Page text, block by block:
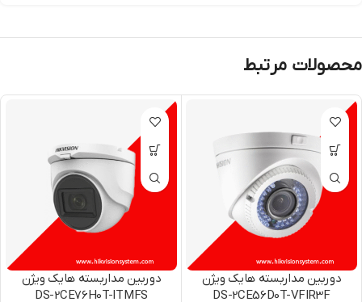
محصولات مرتبط
دوربین مداربسته هایک ویژن
DS-2CE56D0T-VFIR3F
دوربین مداربسته هایک ویژن
DS-2CE76H0T-ITMFS